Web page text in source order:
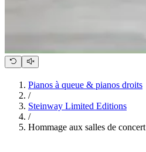
Pianos à queue & pianos droits
/
Steinway Limited Editions
/
Hommage aux salles de concert